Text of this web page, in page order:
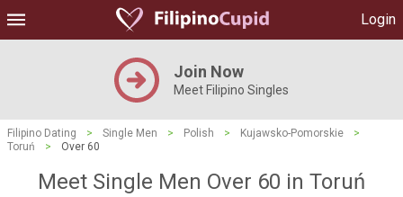
Login
Join Now
Meet Filipino Singles
Filipino Dating > Single Men > Polish > Kujawsko-Pomorskie
>
Toruń
> Over 60
Meet Single Men Over 60 in Toruń